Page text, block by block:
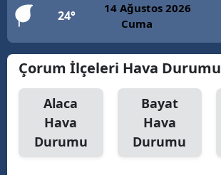
24°
14 Ağustos 2026
Cuma
Çorum İlçeleri Hava Durumu
Alaca
Hava
Durumu
Bayat
Hava
Durumu